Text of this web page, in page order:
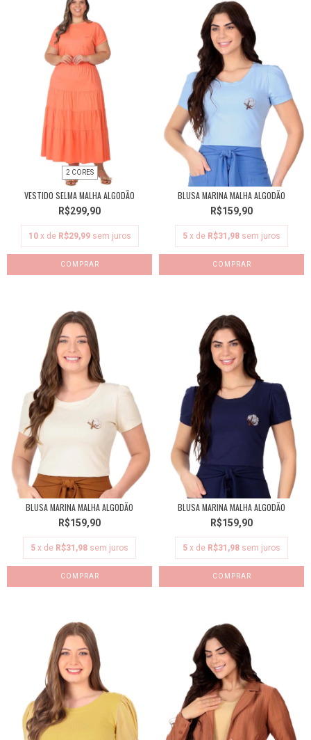
2 CORES
VESTIDO SELMA MALHA ALGODÃO
R$299,90
10 x de R$29,99 sem juros
COMPRAR
BLUSA MARINA MALHA ALGODÃO
R$159,90
5 x de R$31,98 sem juros
COMPRAR
BLUSA MARINA MALHA ALGODÃO
R$159,90
5 x de R$31,98 sem juros
COMPRAR
BLUSA MARINA MALHA ALGODÃO
R$159,90
5 x de R$31,98 sem juros
COMPRAR